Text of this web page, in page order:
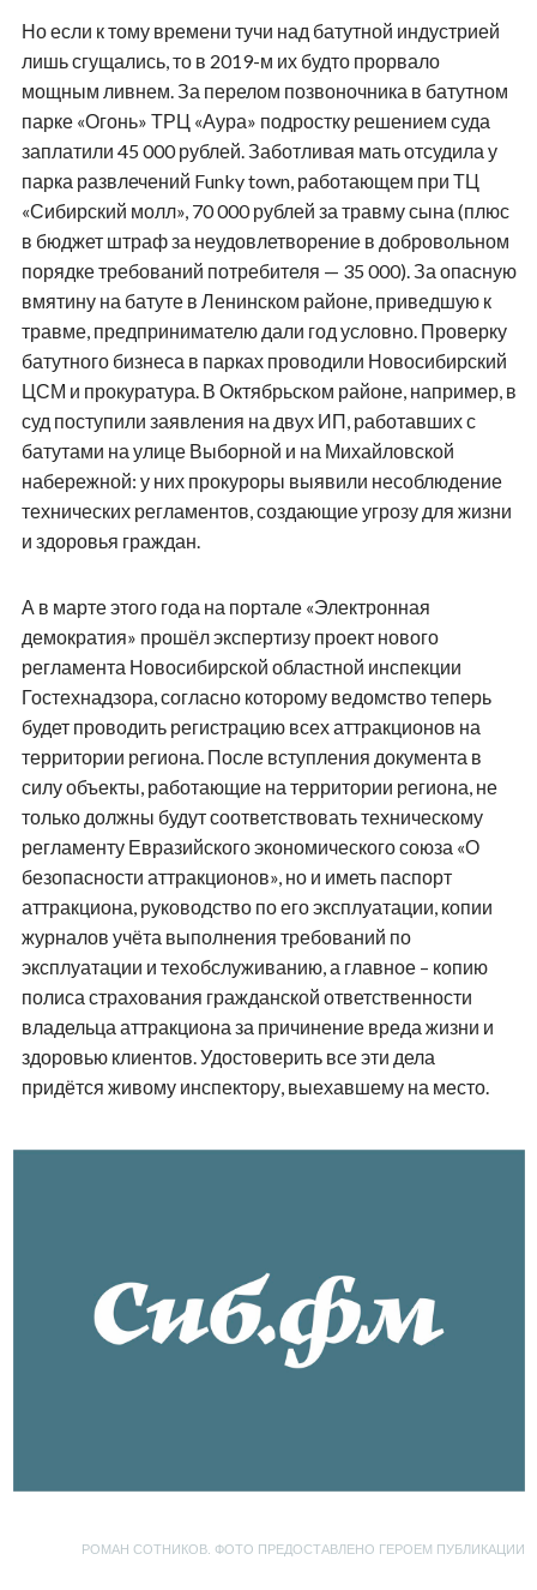
Но если к тому времени тучи над батутной индустрией
лишь сгущались, то в 2019-м их будто прорвало
мощным ливнем. За перелом позвоночника в батутном
парке «Огонь» ТРЦ «Аура» подростку решением суда
заплатили 45 000 рублей. Заботливая мать отсудила у
парка развлечений Funky town, работающем при ТЦ
«Сибирский молл», 70 000 рублей за травму сына (плюс
в бюджет штраф за неудовлетворение в добровольном
порядке требований потребителя — 35 000). За опасную
вмятину на батуте в Ленинском районе, приведшую к
травме, предпринимателю дали год условно. Проверку
батутного бизнеса в парках проводили Новосибирский
ЦСМ и прокуратура. В Октябрьском районе, например, в
суд поступили заявления на двух ИП, работавших с
батутами на улице Выборной и на Михайловской
набережной: у них прокуроры выявили несоблюдение
технических регламентов, создающие угрозу для жизни
и здоровья граждан.
А в марте этого года на портале «Электронная
демократия» прошёл экспертизу проект нового
регламента Новосибирской областной инспекции
Гостехнадзора, согласно которому ведомство теперь
будет проводить регистрацию всех аттракционов на
территории региона. После вступления документа в
силу объекты, работающие на территории региона, не
только должны будут соответствовать техническому
регламенту Евразийского экономического союза «О
безопасности аттракционов», но и иметь паспорт
аттракциона, руководство по его эксплуатации, копии
журналов учёта выполнения требований по
эксплуатации и техобслуживанию, а главное – копию
полиса страхования гражданской ответственности
владельца аттракциона за причинение вреда жизни и
здоровью клиентов. Удостоверить все эти дела
придётся живому инспектору, выехавшему на место.
РОМАН СОТНИКОВ. ФОТО ПРЕДОСТАВЛЕНО ГЕРОЕМ ПУБЛИКАЦИИ